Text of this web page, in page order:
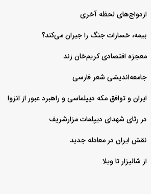
ازدواج‌های لحظه آخری
بیمه، خسارات جنگ را جبران می‌کند؟
معجزه اقتصادی کریم‌خان زند
جامعه‌اندیشی شعر فارسی
ایران و توافق مکه دیپلماسی و راهبرد عبور از انزوا
در رثای شهدای دیپلمات مزارشریف
نقش ایران در معادله جدید
از شالیزار تا ویلا